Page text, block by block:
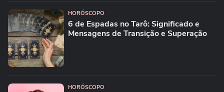
HORÓSCOPO
6 de Espadas no Tarô: Significado e
Mensagens de Transição e Superação
HORÓSCOPO